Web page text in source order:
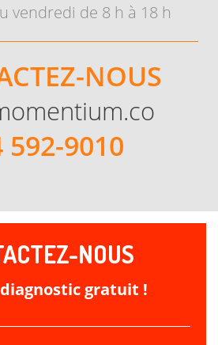
vendredi de 8 h à 18 h
NOUS
592-9010
NOUS
gratuit !